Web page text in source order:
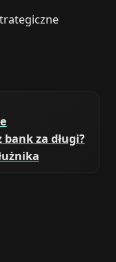
za długi?